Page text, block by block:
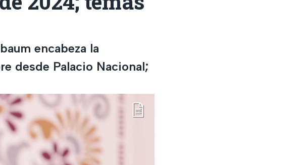
encabeza la
desde Palacio Nacional;